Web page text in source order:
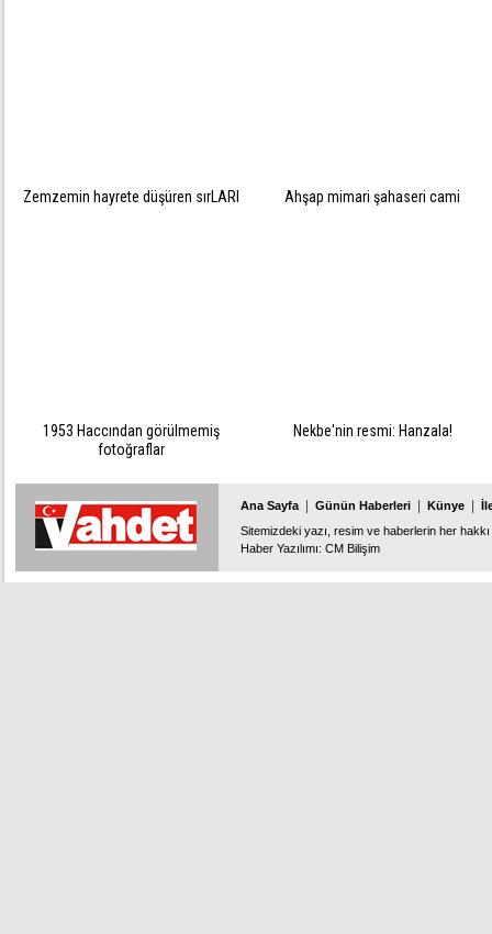
Zemzemin hayrete düşüren sırLARI Ahşap mimari şahaseri cami
1953 Haccından görülmemiş
fotoğraflar
Nekbe'nin resmi: Hanzala!
Ana Sayfa Günün Haberleri Künye
Sitemizdeki yazı, resim ve haberlerin her
Haber Yazılımı: CM Bilişim